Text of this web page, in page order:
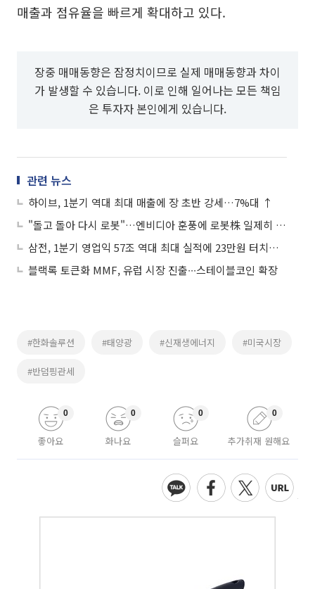
매출과 점유율을 빠르게 확대하고 있다.
장중 매매동향은 잠정치이므로 실제 매매동향과 차이
가 발생할 수 있습니다. 이로 인해 일어나는 모든 책임
은 투자자 본인에게 있습니다.
관련 뉴스
하이브, 1분기 역대 최대 매출에 장 초반 강세…7%대 ↑
"돌고 돌아 다시 로봇"…엔비디아 훈풍에 로봇株 일제히 '강세'
삼전, 1분기 영업익 57조 역대 최대 실적에 23만원 터치…SK하닉도 ↑
블랙록 토큰화 MMF, 유럽 시장 진출∙∙∙스테이블코인 확장
#한화솔루션 #태양광 #신재생에너지 #미국시장
#반덤핑관세
좋아요
0
화나요
0
슬퍼요
0
추가취재 원해요
0